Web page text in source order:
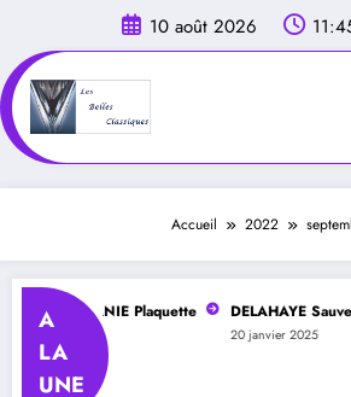
contenu
10 août 2026
Accueil 2022
A
LA
UNE
OCCITANIE Plaquette DELAHAYE
20 janvier 2025